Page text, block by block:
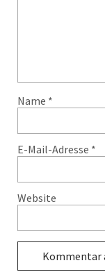
Name *
E-Mail-Adresse *
Website